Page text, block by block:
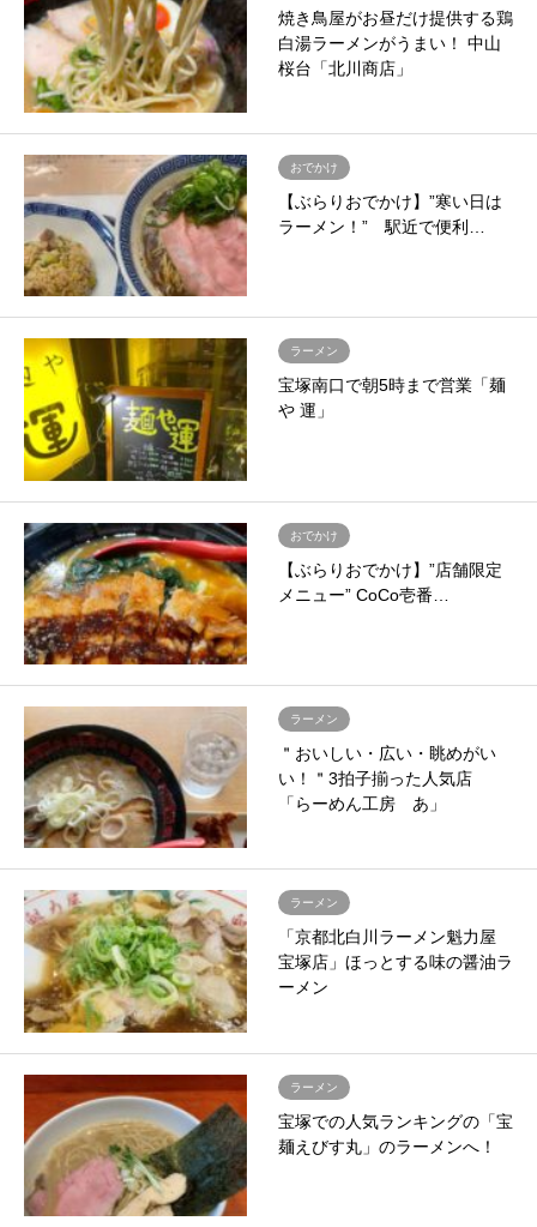
焼き鳥屋がお昼だけ提供する鶏
白湯ラーメンがうまい！ 中山
桜台「北川商店」
おでかけ
【ぶらりおでかけ】”寒い日は
ラーメン！” 駅近で便利…
ラーメン
宝塚南口で朝5時まで営業「麺
や 運」
おでかけ
【ぶらりおでかけ】”店舗限定
メニュー” CoCo壱番…
ラーメン
＂おいしい・広い・眺めがい
い！＂3拍子揃った人気店
「らーめん工房 あ」
ラーメン
「京都北白川ラーメン魁力屋
宝塚店」ほっとする味の醤油ラ
ーメン
ラーメン
宝塚での人気ランキングの「宝
麺えびす丸」のラーメンへ！